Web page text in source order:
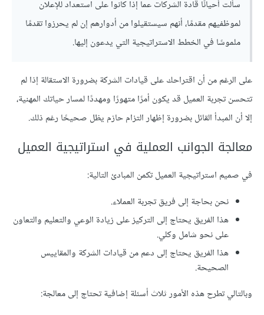
سألت أحيانًا قادة الشركات عما إذا كانوا على استعداد للإعلان
لموظفيهم مقدمًا، أنهم سيستقيلوا من أدوارهم إن لم يحرزوا تقدمًا
ملموسًا في الخطط الاستراتيجية التي يدعون إليها.
على الرغم من أن اقتراحك على قيادات الشركة بضرورة الاستقالة إذا لم
تتحسن تجربة العميل قد يكون أمرًا متهورًا ومهددًا لمسار حياتك المهنية،
إلا أن المبدأ القائل بضرورة إظهار التزام حازم يظل صحيحًا رغم ذلك.
معالجة الجوانب العملية في استراتيجية العميل
في صميم استراتيجية العميل تكمن المبادئ التالية:
نحن بحاجة إلى فريق تجربة العملاء.
هذا الفريق يحتاج إلى التركيز على زيادة الوعي والتعليم والتعاون
على نحو شامل وكلي.
هذا الفريق يحتاج إلى دعم من قيادات الشركة والمقاييس
الصحيحة.
وبالتالي تطرح هذه الأمور ثلاث أسئلة إضافية تحتاج إلى معالجة: